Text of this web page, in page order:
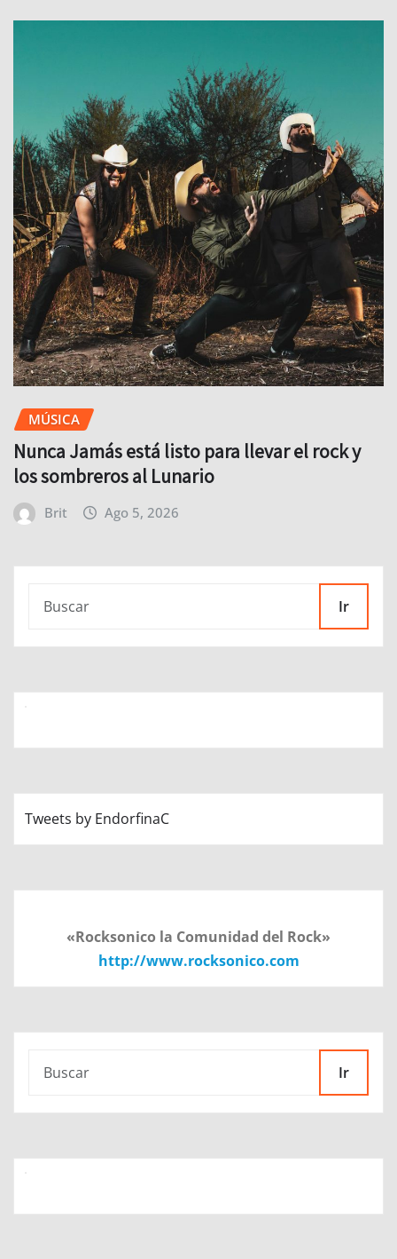
MÚSICA
Nunca Jamás está listo para llevar el rock y
los sombreros al Lunario
Brit Ago 5, 2026
Ir
Tweets by EndorfinaC
«Rocksonico la Comunidad del Rock»
http://www.rocksonico.com
Ir